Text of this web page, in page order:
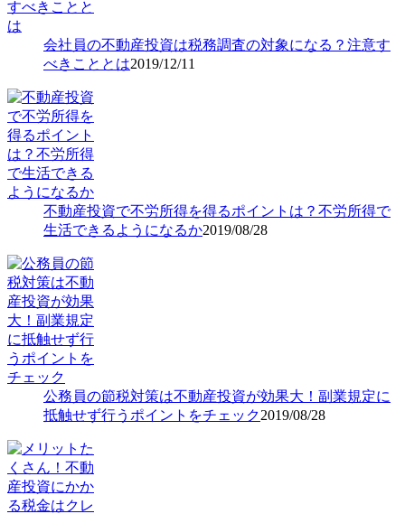
会社員の不動産投資は税務調査の対象になる？注意す
べきこととは2019/12/11
不動産投資で不労所得を得るポイントは？不労所得で
生活できるようになるか2019/08/28
公務員の節税対策は不動産投資が効果大！副業規定に
抵触せず行うポイントをチェック2019/08/28